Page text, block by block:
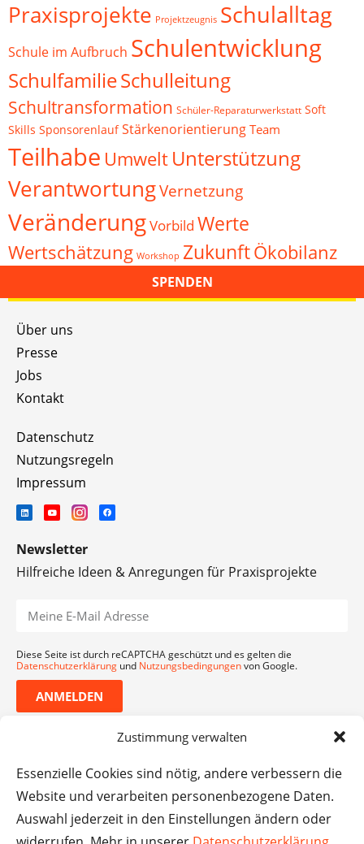
Zustimmung verwalten
Essenzielle Cookies sind nötig, andere verbessern die
Website und verarbeiten personenbezogene Daten.
Auswahl jederzeit in den Einstellungen ändern oder
Praxisprojekte Projektzeugnis Schulalltag
Schule im Aufbruch Schulentwicklung
SchulfamilieSchulleitung
Schultransformation Schüler-Reparaturwerkstatt Soft
Skills Sponsorenlauf Stärkenorientierung Team
Teilhabe Umwelt Unterstützung
VerantwortungVernetzung
VeränderungVorbild Werte
Wertschätzung Workshop ZukunftÖkobilanz
SPENDEN
Über uns
Presse
Jobs
Kontakt
Datenschutz
Nutzungsregeln
Impressum
Newsletter
Hilfreiche Ideen & Anregungen für Praxisprojekte
Diese Seite ist durch reCAPTCHA geschützt und es gelten die
Datenschutzerklärung und Nutzungsbedingungenvon Google.
ANMELDEN